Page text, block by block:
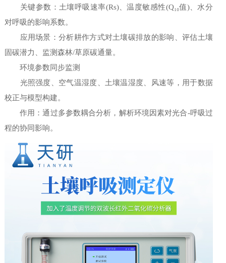
关键参数：土壤呼吸速率(Rs)、温度敏感性(Q₁₀值)、水分
对呼吸的影响系数。
应用场景：分析耕作方式对土壤碳排放的影响、评估土壤
固碳潜力、监测森林/草原碳通量。
环境参数同步监测
光照强度、空气温湿度、土壤温湿度、风速等，用于数据
校正与模型构建。
作用：通过多参数耦合分析，解析环境因素对光合-呼吸过
程的协同影响。